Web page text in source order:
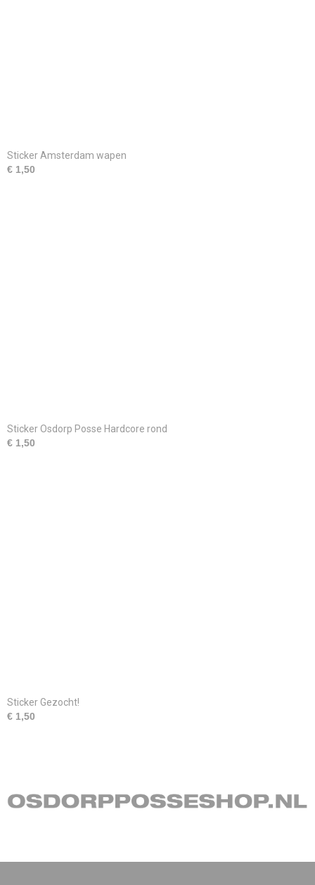
Sticker Amsterdam wapen
€ 1,50
Sticker Osdorp Posse Hardcore rond
€ 1,50
Sticker Gezocht!
€ 1,50